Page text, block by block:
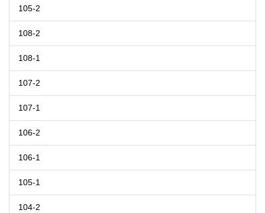
105-2
108-2
108-1
107-2
107-1
106-2
106-1
105-1
104-2